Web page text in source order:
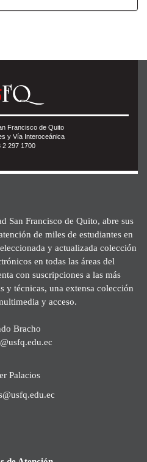
Francisco de Quito
y Vía Interoceánica
2 297 1700
San Francisco de Quito, abre sus
de miles de estudiantes en
y actualizada colección
en todas las áreas del
con suscripciones a las más
y técnicas, una extensa colección
y acceso.
Bracho
Palacios